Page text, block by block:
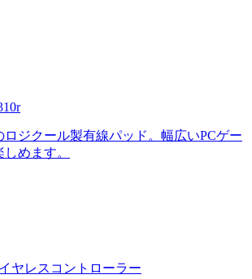
ロジクール製有線パッド。幅広いPCゲー
めます。
ヤレスコントローラー